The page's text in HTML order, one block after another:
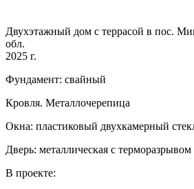
Двухэтажный дом с террасой в пос.
обл.
2025 г.
Фундамент: свайный
Кровля. Металлочерепица
Окна: пластиковый двухкамерный
Дверь: металлическая с терморазрывом
В проекте: